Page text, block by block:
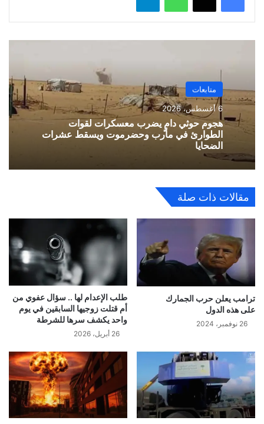
متابعات
6 أغسطس، 2026
هجوم حوثي دامٍ يضرب معسكرات لقوات
الطوارئ في مأرب وحضرموت ويسقط عشرات
الضحايا
مقالات ذات صلة
ترامب يعلن حرب الجمارك
على هذه الدول
26 نوفمبر، 2024
طلب الإعدام لها .. سؤال عفوي من
أم قتلت زوجيها السابقين في يوم
واحد يكشف سرها للشرطة
26 أبريل، 2026